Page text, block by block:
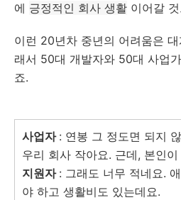
에 긍정적인 회사 생활 이어갈
이런 20년차 중년의 어려움은
래서 50대 개발자와 50대 사업
죠.
사업자 : 연봉 그 정도면 되지
우리 회사 작아요. 근데, 본인
지원자 : 그래도 너무 적네요.
야 하고 생활비도 있는데요.